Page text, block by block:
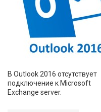
В Outlook 2016 отсутствует
подключение к Microsoft
Exchange server.